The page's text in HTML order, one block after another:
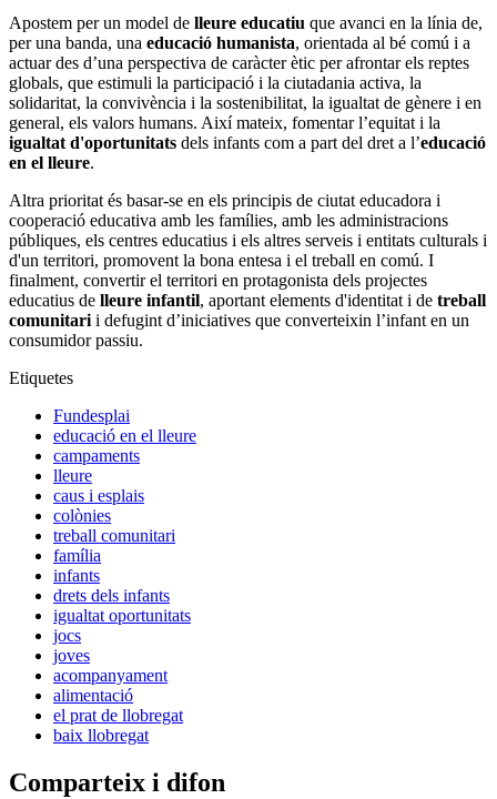
Apostem per un model de lleure educatiu que avanci en la línia de,
per una banda, una educació humanista, orientada al bé comú i a
actuar des d’una perspectiva de caràcter ètic per afrontar els reptes
globals, que estimuli la participació i la ciutadania activa, la
solidaritat, la convivència i la sostenibilitat, la igualtat de gènere i en
general, els valors humans. Així mateix, fomentar l’equitat i la
igualtat d'oportunitats dels infants com a part del dret a l’educació
en el lleure.
Altra prioritat és basar-se en els principis de ciutat educadora i
cooperació educativa amb les famílies, amb les administracions
públiques, els centres educatius i els altres serveis i entitats culturals i
d'un territori, promovent la bona entesa i el treball en comú. I
finalment, convertir el territori en protagonista dels projectes
educatius de lleure infantil, aportant elements d'identitat i de treball
comunitarii defugint d’iniciatives que converteixin l’infant en un
consumidor passiu.
Etiquetes
Fundesplai
educació en el lleure
campaments
lleure
caus i esplais
colònies
treball comunitari
família
infants
drets dels infants
igualtat oportunitats
jocs
joves
acompanyament
alimentació
el prat de llobregat
baix llobregat
Comparteix i difon